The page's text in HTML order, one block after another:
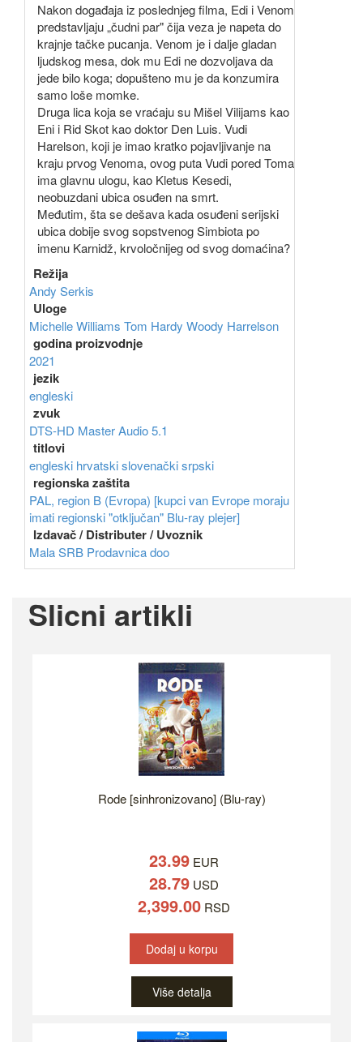
Nakon događaja iz poslednjeg filma, Edi i Venom
predstavljaju „čudni par" čija veza je napeta do
krajnje tačke pucanja. Venom je i dalje gladan
ljudskog mesa, dok mu Edi ne dozvoljava da
jede bilo koga; dopušteno mu je da konzumira
samo loše momke.
Druga lica koja se vraćaju su Mišel Vilijams kao
Eni i Rid Skot kao doktor Den Luis. Vudi
Harelson, koji je imao kratko pojavljivanje na
kraju prvog Venoma, ovog puta Vudi pored Toma
ima glavnu ulogu, kao Kletus Kesedi,
neobuzdani ubica osuđen na smrt.
Međutim, šta se dešava kada osuđeni serijski
ubica dobije svog sopstvenog Simbiota po
imenu Karnidž, krvoločnijeg od svog domaćina?
Režija
Andy Serkis
Uloge
Michelle Williams Tom Hardy Woody Harrelson
godina proizvodnje
2021
jezik
engleski
zvuk
DTS-HD Master Audio 5.1
titlovi
engleski hrvatskislovenačkisrpski
regionska zaštita
PAL, region B (Evropa) [kupci van Evrope moraju
imati regionski "otključan" Blu-ray plejer]
Izdavač / Distributer / Uvoznik
Mala SRB Prodavnica doo
Slicni artikli
Rode [sinhronizovano] (Blu-ray)
23.99EUR
28.79USD
2,399.00RSD
Dodaj u korpu
Više detalja